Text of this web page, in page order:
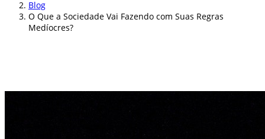
Blog
O Que a Sociedade Vai Fazendo com Suas Regras
Medíocres?